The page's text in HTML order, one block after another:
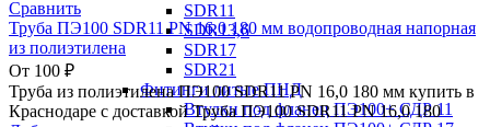
SDR11
SDR13,6
SDR17
SDR21
Фитинги литые ПНД
Втулки под фланец ПЭ100+ СДР 11
Сравнить
Труба ПЭ100 SDR11 PN 16,0 180 мм водопроводная напорная
из полиэтилена
От 100 ₽
Труба из полиэтилена ПЭ100 SDR11 PN 16,0 180 мм купить в
Краснодаре с доставкой Труба ПЭ100 SDR11 PN 16,0 180